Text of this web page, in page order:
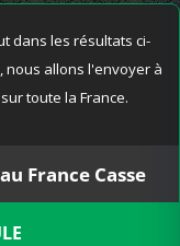
dans les résultats ci-
nous allons l'envoyer à
toute la France.
France Casse